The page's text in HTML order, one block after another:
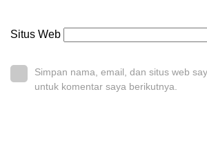
Situs Web
Simpan nama, email, dan situs web
untuk komentar saya berikutnya.